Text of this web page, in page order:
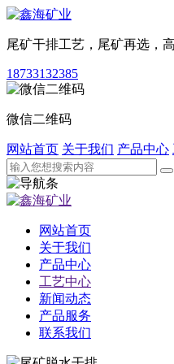
尾矿干排工艺，尾矿再选，
18733132385
微信二维码
网站首页 关于我们 产品中心
网站首页
关于我们
产品中心
工艺中心
新闻动态
产品服务
联系我们